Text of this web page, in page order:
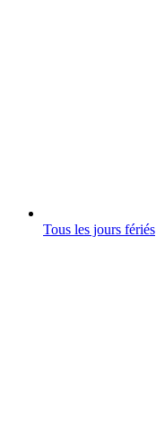
Tous les jours fériés